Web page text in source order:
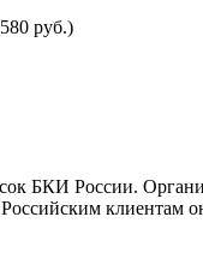
руб.)
БКИ России.
клиентам